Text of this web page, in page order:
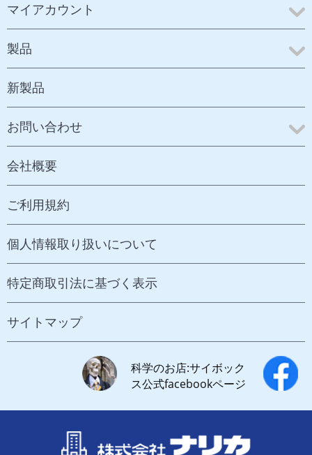
マイアカウント
製品
新製品
お問い合わせ
会社概要
ご利用規約
個人情報取り扱いについて
特定商取引法に基づく表示
サイトマップ
科学のお店:サイボック
ス公式facebookページ